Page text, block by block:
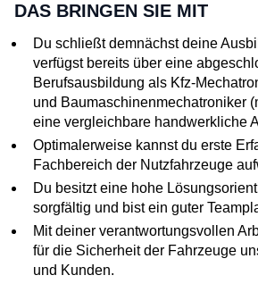
DAS BRINGEN SIE MIT
Du schließt demnächst deine
verfügst bereits über eine
Berufsausbildung als Kfz-
und Baumaschinenmechatroniker
eine vergleichbare handwerkliche
Optimalerweise kannst du erste
Fachbereich der Nutzfahrzeuge
Du besitzt eine hohe
sorgfältig und bist ein guter
Mit deiner verantwortungsvollen
für die Sicherheit der Fahrzeuge
und Kunden.